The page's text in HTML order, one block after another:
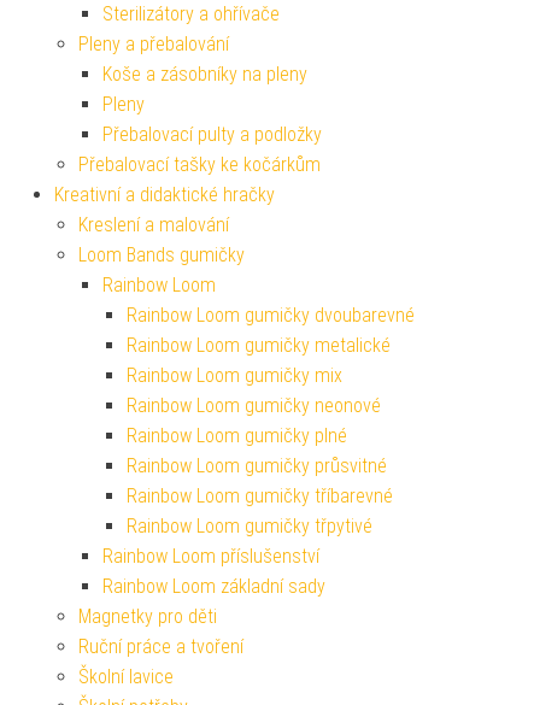
Sterilizátory a ohřívače
Pleny a přebalování
Koše a zásobníky na pleny
Pleny
Přebalovací pulty a podložky
Přebalovací tašky ke kočárkům
Kreativní a didaktické hračky
Kreslení a malování
Loom Bands gumičky
Rainbow Loom
Rainbow Loom gumičky dvoubarevné
Rainbow Loom gumičky metalické
Rainbow Loom gumičky mix
Rainbow Loom gumičky neonové
Rainbow Loom gumičky plné
Rainbow Loom gumičky průsvitné
Rainbow Loom gumičky tříbarevné
Rainbow Loom gumičky třpytivé
Rainbow Loom příslušenství
Rainbow Loom základní sady
Magnetky pro děti
Ruční práce a tvoření
Školní lavice